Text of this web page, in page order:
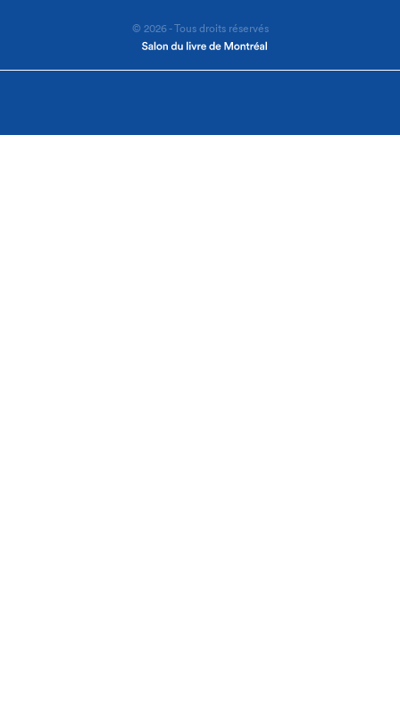
© 2026 - Tous droits réservés